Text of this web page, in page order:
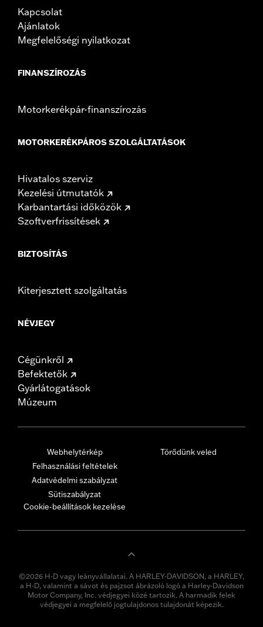
Kapcsolat
Ajánlatok
Megfelelőségi nyilatkozat
FINANSZÍROZÁS
Motorkerékpár-finanszírozás
MOTORKERÉKPÁROS SZOLGÁLTATÁSOK
Hivatalos szerviz
Kezelési útmutatók
Karbantartási időközök
Szoftverfrissítések
BIZTOSÍTÁS
Kiterjesztett szolgáltatás
NÉVJEGY
Cégünkről
Befektetők
Gyárlátogatások
Múzeum
Webhelytérkép
Felhasználási feltételek
Adatvédelmi szabályzat
Sütiszabályzat
Cookie-beállítások kezelése
Törődünk veled
©2026 H-D vagy leányvállalatai. A HARLEY-DAVIDSON, a HARLEY,
a H-D, valamint a sávot és pajzsot ábrázoló logó a Harley-Davidson
Motor Company, Inc. védjegyei közé tartozik. A harmadik felek
védjegyei a megfelelő jogtulajdonos tulajdonát képezik.